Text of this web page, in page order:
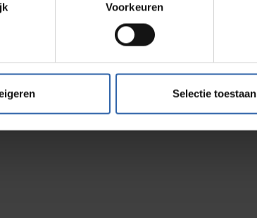
Voorkeuren
Selectie toestaan